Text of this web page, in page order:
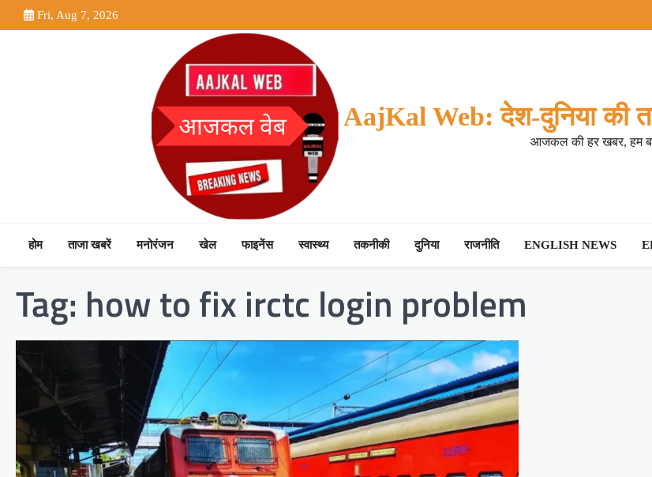
to
Fri, Aug 7, 2026
AajKal Web: देश-दुनिया की
आजकल की हर खबर, हम
होम ताजा खबरें मनोरंजन खेल फाइनेंस स्वास्थ्य तकनीकी दुनिया राजनीति ENGLISH NEWS
Tag: how to fix irctc login problem